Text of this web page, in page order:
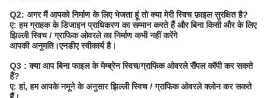
Q2: अगर मैं आपको निर्माण के लिए भेजता हूं तो क्या मेरी स्विच फ़ाइल सुरक्षित है?
ए: हम ग्राहक के डिजाइन प्राधिकरण का सम्मान करते हैं और बिना किसी और के लिए
झिल्ली स्विच / ग्राफिक ओवरले का निर्माण कभी नहीं करेंगे
आपकी अनुमति।एनडीए स्वीकार्य है।
Q3 : क्या आप बिना फाइल के मेम्ब्रेन स्विच/ग्राफिक ओवरले सैंपल कॉपी कर सकते
हैं?
ए: हां, हम आपके नमूने के अनुसार झिल्ली स्विच / ग्राफिक ओवरले क्लोन कर सकते